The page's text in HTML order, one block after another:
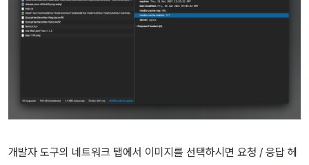
개발자 도구의 네트워크 탭에서 이미지를 선택하시면 요청 / 응답 헤